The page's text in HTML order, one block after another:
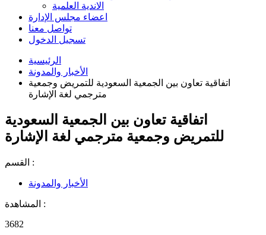
الاندية العلمية
اعضاء مجلس الإدارة
تواصل معنا
تسجيل الدخول
الرئيسية
الأخبار والمدونة
اتفاقية تعاون بين الجمعية السعودية للتمريض وجمعية
مترجمي لغة الإشارة
اتفاقية تعاون بين الجمعية السعودية
للتمريض وجمعية مترجمي لغة الإشارة
القسم :
الأخبار والمدونة
المشاهدة :
3682